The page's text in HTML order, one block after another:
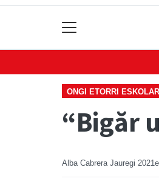
ONGI ETORRI
“Bigăr
Alba Cabrera Jauregi